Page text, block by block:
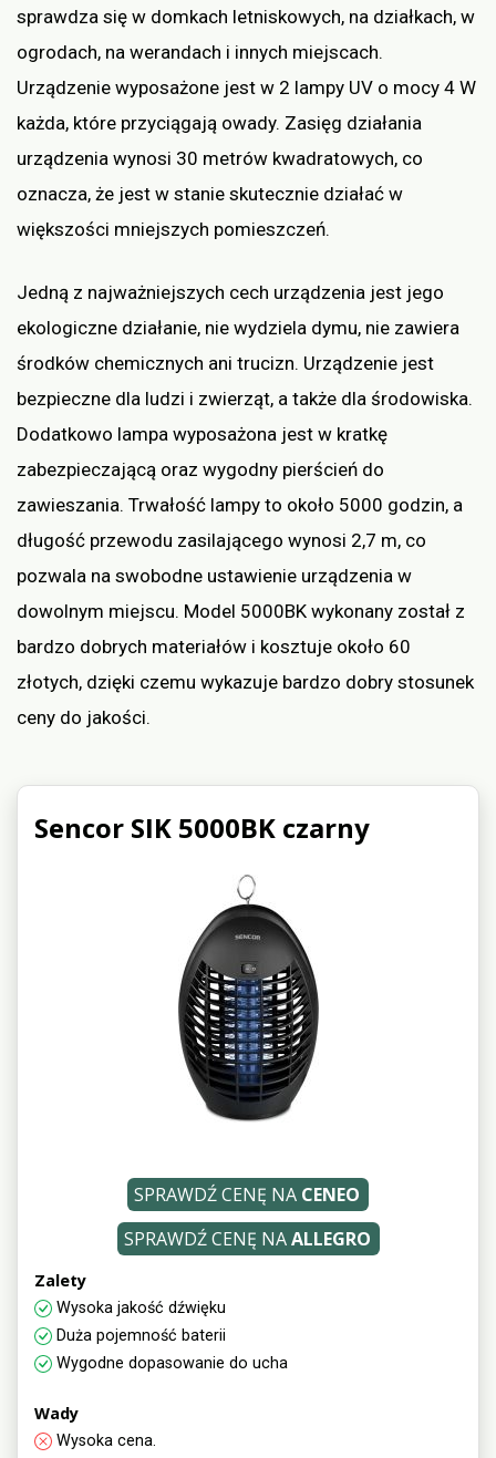
sprawdza się w domkach letniskowych, na działkach, w
ogrodach, na werandach i innych miejscach.
Urządzenie wyposażone jest w 2 lampy UV o mocy 4 W
każda, które przyciągają owady. Zasięg działania
urządzenia wynosi 30 metrów kwadratowych, co
oznacza, że jest w stanie skutecznie działać w
większości mniejszych pomieszczeń.
Jedną z najważniejszych cech urządzenia jest jego
ekologiczne działanie, nie wydziela dymu, nie zawiera
środków chemicznych ani trucizn. Urządzenie jest
bezpieczne dla ludzi i zwierząt, a także dla środowiska.
Dodatkowo lampa wyposażona jest w kratkę
zabezpieczającą oraz wygodny pierścień do
zawieszania. Trwałość lampy to około 5000 godzin, a
długość przewodu zasilającego wynosi 2,7 m, co
pozwala na swobodne ustawienie urządzenia w
dowolnym miejscu. Model 5000BK wykonany został z
bardzo dobrych materiałów i kosztuje około 60
złotych, dzięki czemu wykazuje bardzo dobry stosunek
ceny do jakości.
Sencor SIK 5000BK czarny
Zalety
Wysoka jakość dźwięku
Duża pojemność baterii
Wygodne dopasowanie do ucha
Wady
Wysoka cena.
SPRAWDŹ CENĘ NA CENEO
SPRAWDŹ CENĘ NAALLEGRO